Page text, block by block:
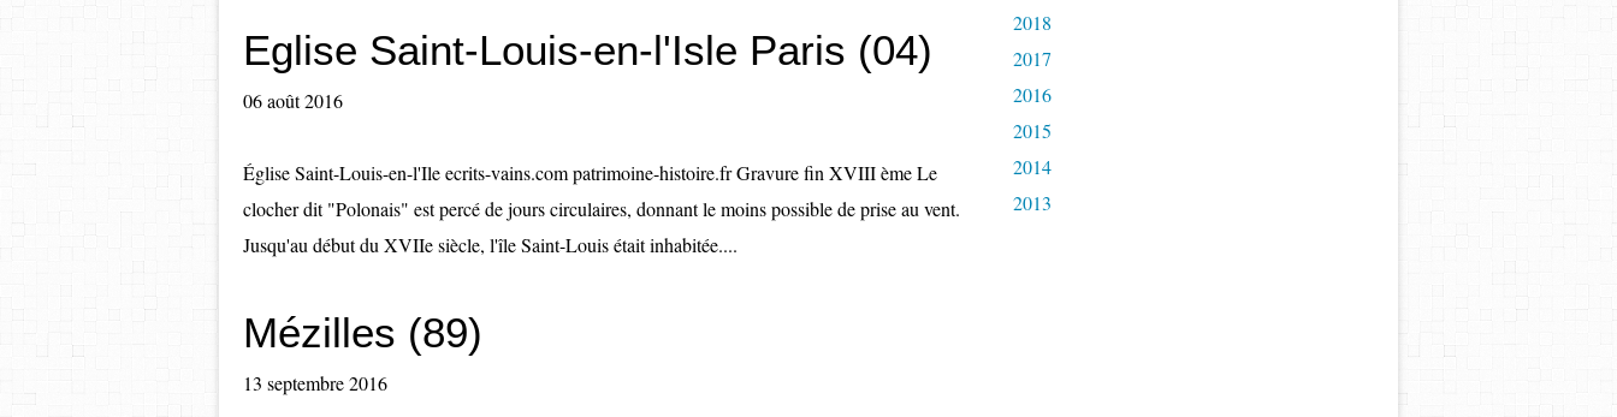
Eglise Saint-Louis-en-l'Isle Paris (04)
06 août 2016
Église Saint-Louis-en-l'Ile ecrits-vains.com patrimoine-histoire.fr Gravure fin XVIII ème Le
clocher dit "Polonais" est percé de jours circulaires, donnant le moins possible de prise au vent.
Jusqu'au début du XVIIe siècle, l'île Saint-Louis était inhabitée....
Mézilles (89)
13 septembre 2016
2018
2017
2016
2015
2014
2013